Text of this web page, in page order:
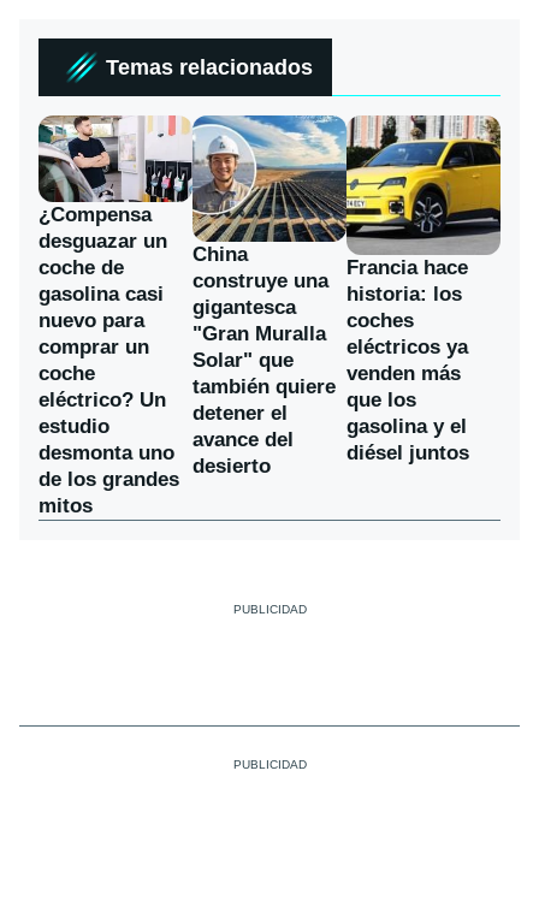
Temas relacionados
¿Compensa
desguazar un
coche de
gasolina casi
nuevo para
comprar un
coche
eléctrico? Un
estudio
desmonta uno
de los grandes
mitos
China
construye una
gigantesca
"Gran Muralla
Solar" que
también quiere
detener el
avance del
desierto
Francia hace
historia: los
coches
eléctricos ya
venden más
que los
gasolina y el
diésel juntos